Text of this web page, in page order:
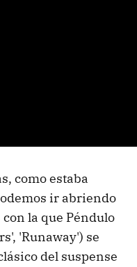
como estaba
ir abriendo
la que Péndulo
'Runaway') se
del suspense